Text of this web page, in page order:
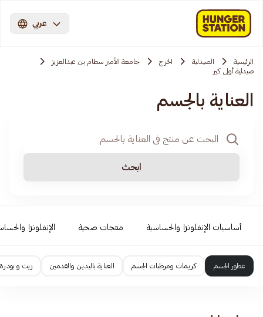
عربي
الرئيسية الصيدلية الخرج
جامعة الأمير سطام بن عبدالعزيز
صيدلية أولى كير
العناية بالجسم
ابحث
أساسيات الإنفلونزا والحساسية منتجات صحية الإنفلونزا
عطور الجسم كريمات ومرطبات الجسم العناية باليدين والقدمين زيت و